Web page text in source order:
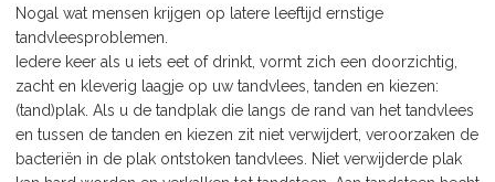
Nogal wat mensen krijgen op latere leeftijd ernstige
tandvleesproblemen.
Iedere keer als u iets eet of drinkt, vormt zich een doorzichtig,
zacht en kleverig laagje op uw tandvlees, tanden en kiezen:
(tand)plak. Als u de tandplak die langs de rand van het tandvlees
en tussen de tanden en kiezen zit niet verwijdert, veroorzaken de
bacteriën in de plak ontstoken tandvlees. Niet verwijderde plak